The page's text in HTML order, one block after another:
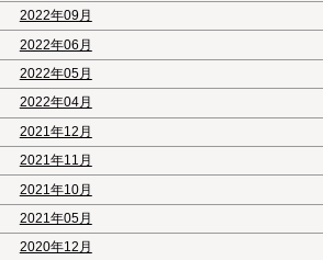
2022年09月
2022年06月
2022年05月
2022年04月
2021年12月
2021年11月
2021年10月
2021年05月
2020年12月